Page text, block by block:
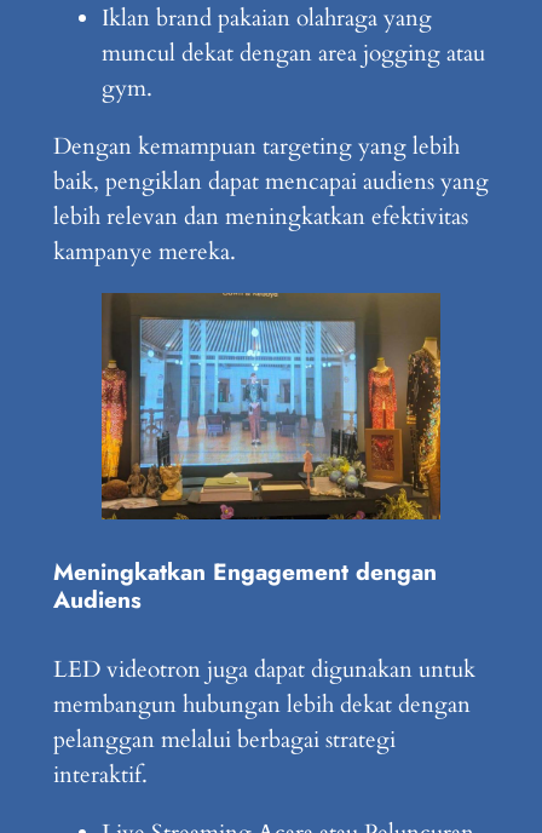
Iklan brand pakaian olahraga yang
muncul dekat dengan area jogging atau
gym.
Dengan kemampuan targeting yang lebih
baik, pengiklan dapat mencapai audiens yang
lebih relevan dan meningkatkan efektivitas
kampanye mereka.
Meningkatkan Engagement dengan
Audiens
LED videotron juga dapat digunakan untuk
membangun hubungan lebih dekat dengan
pelanggan melalui berbagai strategi
interaktif.